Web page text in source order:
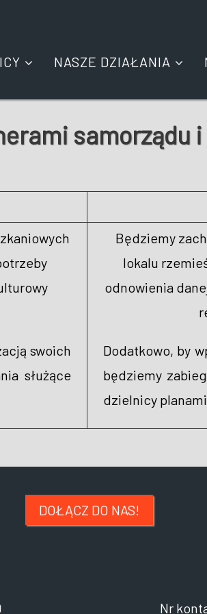
NASZE DZIAŁANIA
samorządu
swoich
służące
Będziemy
lokalu
odnowienia
Dodatkowo, by
będziemy
dzielnicy
DOŁĄCZ DO NAS!
Nr